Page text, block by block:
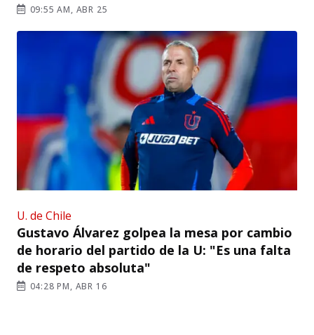
09:55 AM, ABR 25
U. de Chile
Gustavo Álvarez golpea la mesa por cambio
de horario del partido de la U: "Es una falta
de respeto absoluta"
04:28 PM, ABR 16